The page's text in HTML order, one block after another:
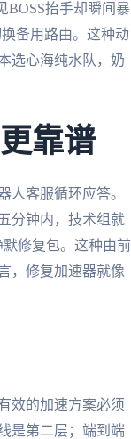
BOSS抬手却瞬间暴
备用路由。这种动
选心海纯水队，奶
靠谱
人客服循环应答。
分钟内，技术组就
修复包。这种由前
，修复加速器就像
效的加速方案必须
是第二层；端到端